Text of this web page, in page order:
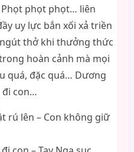
phọt phọt… liên
uy lực bắn xối xả triền
thở khi thưởng thức
hoàn cảnh mà mọi
quá, đặc quá… Dương
đi con…
rú lên – Con không giữ